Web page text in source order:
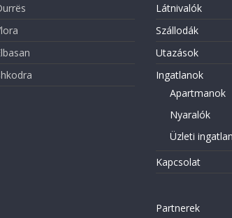
Látnivalók
Szállodák
Utazások
Ingatlanok
Apartmanok
Nyaralók
Üzleti
Kapcsolat
Partnerek